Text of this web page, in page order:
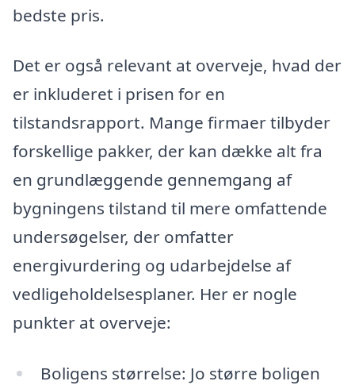
bedste pris.
Det er også relevant at overveje, hvad der
er inkluderet i prisen for en
tilstandsrapport. Mange firmaer tilbyder
forskellige pakker, der kan dække alt fra
en grundlæggende gennemgang af
bygningens tilstand til mere omfattende
undersøgelser, der omfatter
energivurdering og udarbejdelse af
vedligeholdelsesplaner. Her er nogle
punkter at overveje:
Boligens størrelse: Jo større boligen